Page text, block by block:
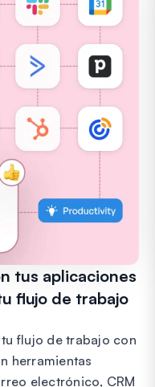
tus aplicaciones
flujo de trabajo
flujo de trabajo con
herramientas
electrónico, CRM